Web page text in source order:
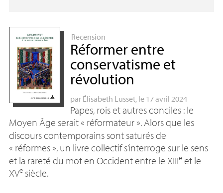
Recension
Réformer entre
conservatisme et
révolution
par Élisabeth Lusset, le 17 avril 2024
Papes, rois et autres conciles : le
Moyen Âge serait « réformateur». Alors que les
discours contemporains sont saturés de
« réformes», un livre collectif s’interroge sur le sens
et la rareté du mot en Occident entre le XIIIeet le
XVesiècle.